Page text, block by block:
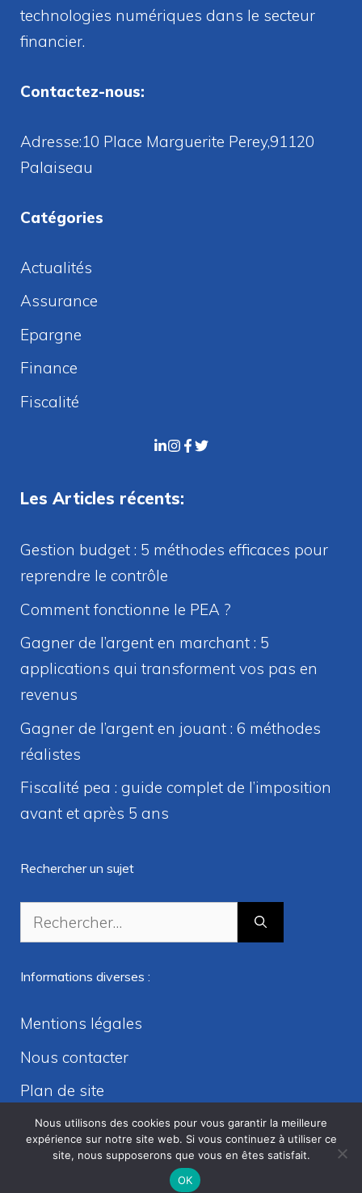
technologies numériques dans le secteur
financier.
Contactez-nous:
Adresse:10 Place Marguerite Perey,91120
Palaiseau
Catégories
Actualités
Assurance
Epargne
Finance
Fiscalité
Les Articles récents:
Gestion budget : 5 méthodes efficaces pour
reprendre le contrôle
Comment fonctionne le PEA ?
Gagner de l’argent en marchant : 5
applications qui transforment vos pas en
revenus
Gagner de l’argent en jouant : 6 méthodes
réalistes
Fiscalité pea : guide complet de l’imposition
avant et après 5 ans
Rechercher un sujet
Rechercher :
Informations diverses :
Mentions légales
Nous contacter
Plan de site
Copyright © Digit Finance 2026
Nous utilisons des cookies pour vous garantir la meilleure
expérience sur notre site web. Si vous continuez à utiliser ce
site, nous supposerons que vous en êtes satisfait.
OK